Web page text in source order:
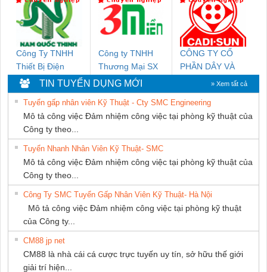
PHƯƠNG NAM
NAM
Công Ty TNHH
Thiết Bị Điện
Nam Quốc Thịnh
Công ty TNHH
Thương Mại SX
Ba Miền
CÔNG TY CỔ
PHẦN DÂY VÀ
CÁP ĐIỆN
THƯỢNG ĐÌNH
TIN TUYỂN DỤNG MỚI » Xem tất cả
Tuyển gấp nhân viên Kỹ Thuật - Cty SMC Engineering
Mô tả công việc Đảm nhiệm công việc tại phòng kỹ thuật của
Công ty theo...
Tuyển Nhanh Nhân Viên Kỹ Thuật- SMC
Mô tả công việc Đảm nhiệm công việc tại phòng kỹ thuật của
Công ty theo...
Công Ty SMC Tuyển Gấp Nhân Viên Kỹ Thuật- Hà Nội
Mô tả công việc Đảm nhiệm công việc tại phòng kỹ thuật
của Công ty...
CM88 jp net
CM88 là nhà cái cá cược trực tuyến uy tín, sở hữu thế giới
giải trí hiện...